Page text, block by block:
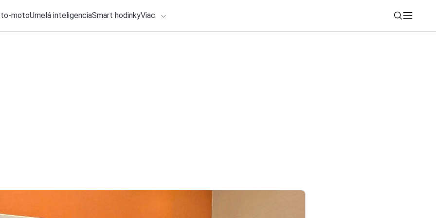
motoUmelá inteligenciaSmart hodinkyViac